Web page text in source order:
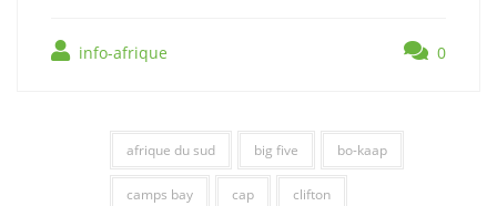
info-afrique 0
afrique du sud big five bo-kaap
camps bay cap clifton